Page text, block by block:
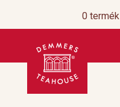
0 termék
Ugrás
navigációhoz
Kilépés
tartalomba